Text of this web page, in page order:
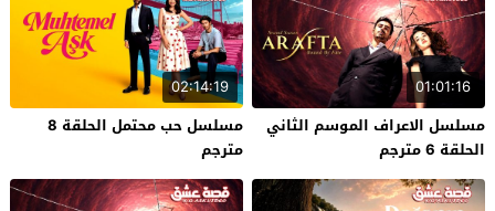
01:01:16
مسلسل الاعراف الموسم الثاني
الحلقة 6 مترجم
02:14:19
مسلسل حب محتمل الحلقة 8
مترجم